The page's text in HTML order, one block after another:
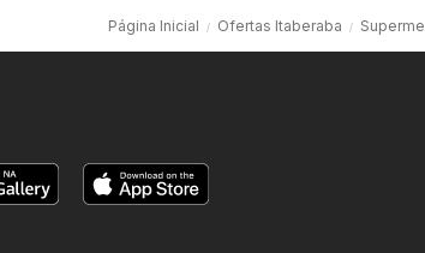
Página Inicial Ofertas Itaberaba